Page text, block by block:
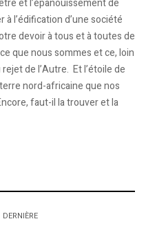
et l’épanouissement de
l’édification d’une société
devoir à tous et à toutes de
que nous sommes et ce, loin
de l’Autre. Et l’étoile de
nord-africaine que nos
faut-il la trouver et la
DERNIÈRE